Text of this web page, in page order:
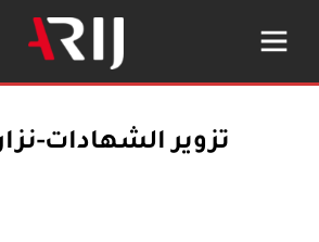
تزوير الشهادات-